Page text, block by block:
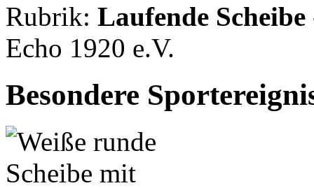
Rubrik: Laufende Scheibe
Echo 1920 e.V.
Besondere